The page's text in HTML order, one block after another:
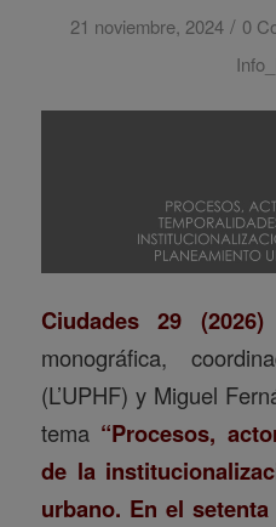
21 noviembre, 2024 / 0
Ciudades 29 (2026)
monográfica,
(L’UPHF) y Miguel
tema “Procesos,
de la
urbano. En el